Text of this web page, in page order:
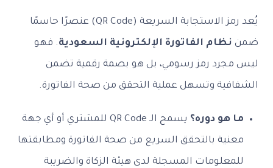
يُعد رمز الاستجابة السريعة (QR Code) عنصرًا حاسمًا
ضمن نظام الفاتورة الإلكترونية السعودية. فهو
ليس مجرد رمز رسومي، بل هو بصمة رقمية تضمن
الشفافية وتسهل عملية التحقق من صحة الفاتورة.
ما هو دوره؟ يسمح الـ QR Code للمشتري أو أي جهة
معنية بالتحقق السريع من صحة الفاتورة ومطابقتها
للمعلومات المسجلة لدى هيئة الزكاة والضريبة